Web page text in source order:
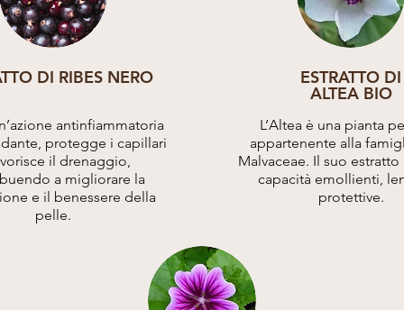
DI RIBES NERO
antinfiammatoria
protegge i capillari
il drenaggio,
a migliorare la
e il benessere della
pelle.
ESTRATTO DI
ALTEA BIO
L’Altea è una pianta
appartenente alla
Malvaceae. Il suo
capacità emollienti,
protettive.